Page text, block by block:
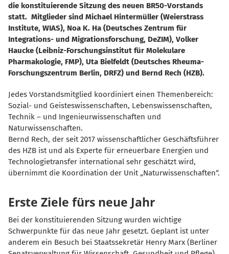
die konstituierende Sitzung des neuen BR50-Vorstands
statt. Mitglieder sind Michael Hintermüller (Weierstrass
Institute, WIAS), Noa K. Ha (Deutsches Zentrum für
Integrations- und Migrationsforschung, DeZIM), Volker
Haucke (Leibniz-Forschungsinstitut für Molekulare
Pharmakologie, FMP), Uta Bielfeldt (Deutsches Rheuma-
Forschungszentrum Berlin, DRFZ) und Bernd Rech (HZB).
Jedes Vorstandsmitglied koordiniert einen Themenbereich:
Sozial- und Geisteswissenschaften, Lebenswissenschaften,
Technik – und Ingenieurwissenschaften und
Naturwissenschaften.
Bernd Rech, der seit 2017 wissenschaftlicher Geschäftsführer
des HZB ist und als Experte für erneuerbare Energien und
Technologietransfer international sehr geschätzt wird,
übernimmt die Koordination der Unit „Naturwissenschaften“.
Erste Ziele fürs neue Jahr
Bei der konstituierenden Sitzung wurden wichtige
Schwerpunkte für das neue Jahr gesetzt. Geplant ist unter
anderem ein Besuch bei Staatssekretär Henry Marx (Berliner